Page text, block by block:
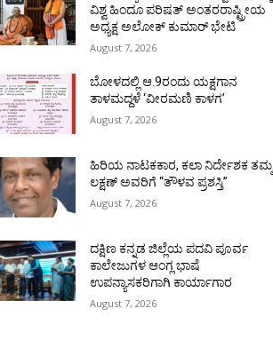
ವಿಶ್ವ ಹಿಂದೂ ಪರಿಷತ್ ಅಂತರರಾಷ್ಟ್ರೀಯ
ಅಧ್ಯಕ್ಷ ಅಲೋಕ್ ಕುಮಾರ್ ಭೇಟಿ
August 7, 2026
ಬೋಳದಲ್ಲಿ ಆ.9ರಂದು ಯಕ್ಷಗಾನ
ತಾಳಮದ್ದಳೆ ‘ವೀರಮಣಿ ಕಾಳಗ’
August 7, 2026
ಹಿರಿಯ ನಾಟಕಕಾರ, ಕಲಾ ನಿರ್ದೇಶಕ ತಮ್ಮ
ಲಕ್ಷಣ್ ಅವರಿಗೆ “ತೌಳವ ಪ್ರಶಸ್ತಿ”
August 7, 2026
ದಕ್ಷಿಣ ಕನ್ನಡ ಜಿಲ್ಲೆಯ ಪದವಿ ಪೂರ್ವ
ಕಾಲೇಜುಗಳ ಆಂಗ್ಲ ಭಾಷೆ
ಉಪನ್ಯಾಸಕರಿಗಾಗಿ ಕಾರ್ಯಾಗಾರ
August 7, 2026